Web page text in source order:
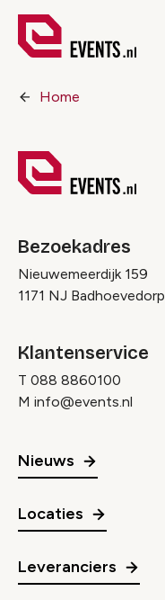
Home
Bezoekadres
Nieuwemeerdijk 159
1171 NJ Badhoevedorp
Klantenservice
T 088 8860100
M info@events.nl
Nieuws
Locaties
Leveranciers